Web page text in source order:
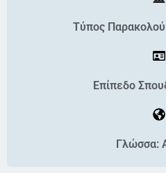
Τύπος
Επίπεδο
Γλώσσα: